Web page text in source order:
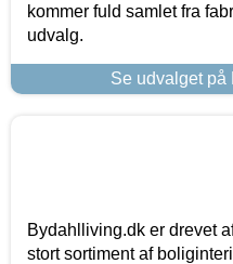
kommer fuld samlet fra
udvalg.
Se udvalget på
Bydahlliving.dk er drevet
stort sortiment af